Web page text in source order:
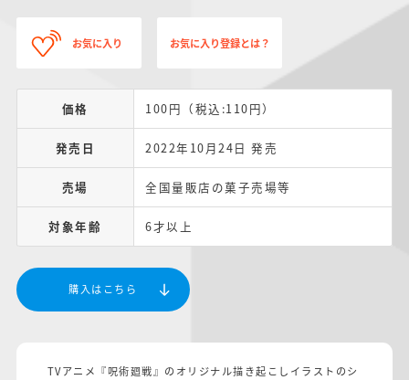
お気に入り お気に入り登録とは？
価格 100円（税込:110円）
発売日 2022年10月24日 発売
売場 全国量販店の菓子売場等
対象年齢 6才以上
購入はこちら
TVアニメ『呪術廻戦』のオリジナル描き起こしイラストのシ